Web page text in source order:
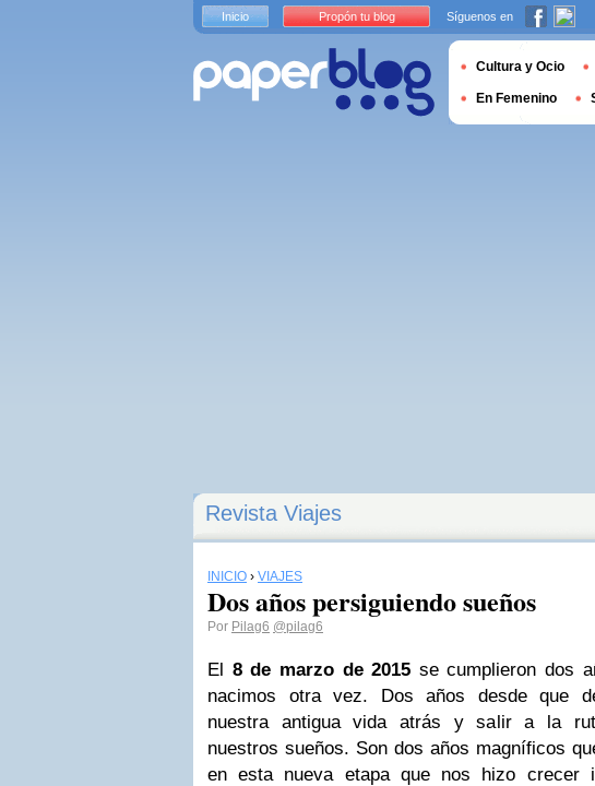
Revista Viajes
INICIO › VIAJES
Dos años persiguiendo sueños
Por Pilag6 @pilag6
El 8 de marzo de 2015 se cumplieron dos
nacimos otra vez. Dos años desde que
nuestra antigua vida atrás y salir a la
nuestros sueños. Son dos años magníficos
en esta nueva etapa que nos hizo crecer
Inicio Propón tu blog Síguenos en
Cultura y Ocio
En Femenino